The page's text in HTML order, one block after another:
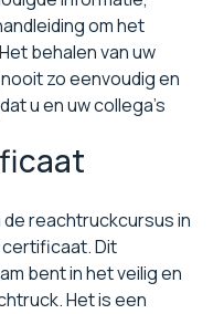
om het
behalen van uw
zo eenvoudig en
u en uw collega's
reachtruckcursus in
Dit
bent in het veilig en
Het is een